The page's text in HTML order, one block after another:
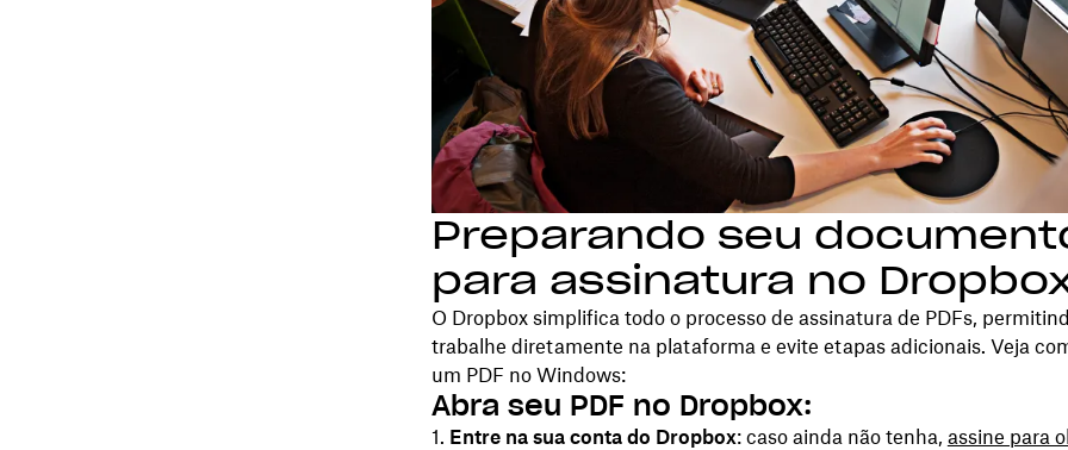
Preparando seu
para assinatura no
O Dropbox simplifica todo o processo de assinatura de PDFs,
trabalhe diretamente na plataforma e evite etapas adicionais. Veja
um PDF no Windows:
Abra seu PDF no Dropbox:
Entre na sua conta do Dropbox: caso ainda não tenha, assine para